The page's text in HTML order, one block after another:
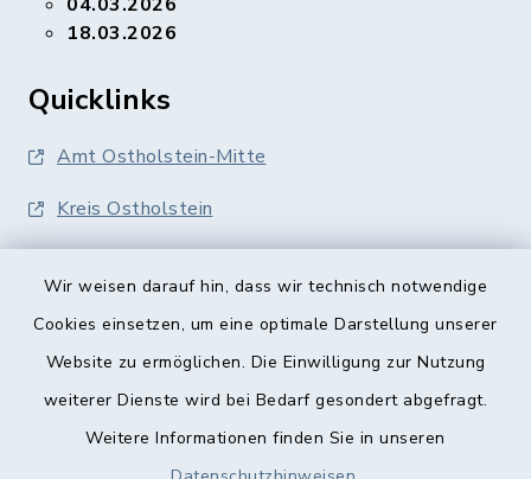
Wir weisen darauf hin, dass wir technisch notwendige
Cookies einsetzen, um eine optimale Darstellung unserer
Website zu ermöglichen. Die Einwilligung zur Nutzung
weiterer Dienste wird bei Bedarf gesondert abgefragt.
Weitere Informationen finden Sie in unseren
18.03.2026
Quicklinks
Amt Ostholstein-Mitte
Kreis Ostholstein
Barrierefreiheit